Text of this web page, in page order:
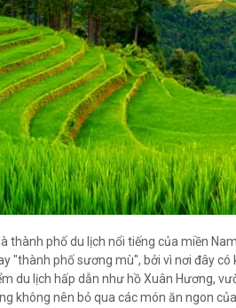
thành phố du lịch nổi tiếng của miền
"thành phố sương mù", bởi vì nơi đây
du lịch hấp dẫn như hồ Xuân Hương,
không nên bỏ qua các món ăn ngon